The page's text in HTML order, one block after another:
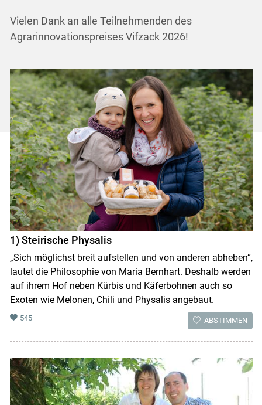
Vielen Dank an alle Teilnehmenden des
Agrarinnovationspreises Vifzack 2026!
1) Steirische Physalis
„Sich möglichst breit aufstellen und von anderen abheben“,
lautet die Philosophie von Maria Bernhart. Deshalb werden
auf ihrem Hof neben Kürbis und Käferbohnen auch so
Exoten wie Melonen, Chili und Physalis angebaut.
545 ABSTIMMEN